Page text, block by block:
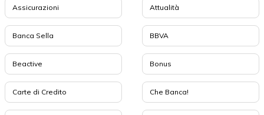
Assicurazioni Attualità
Banca Sella BBVA
Beactive Bonus
Carte di Credito Che Banca!